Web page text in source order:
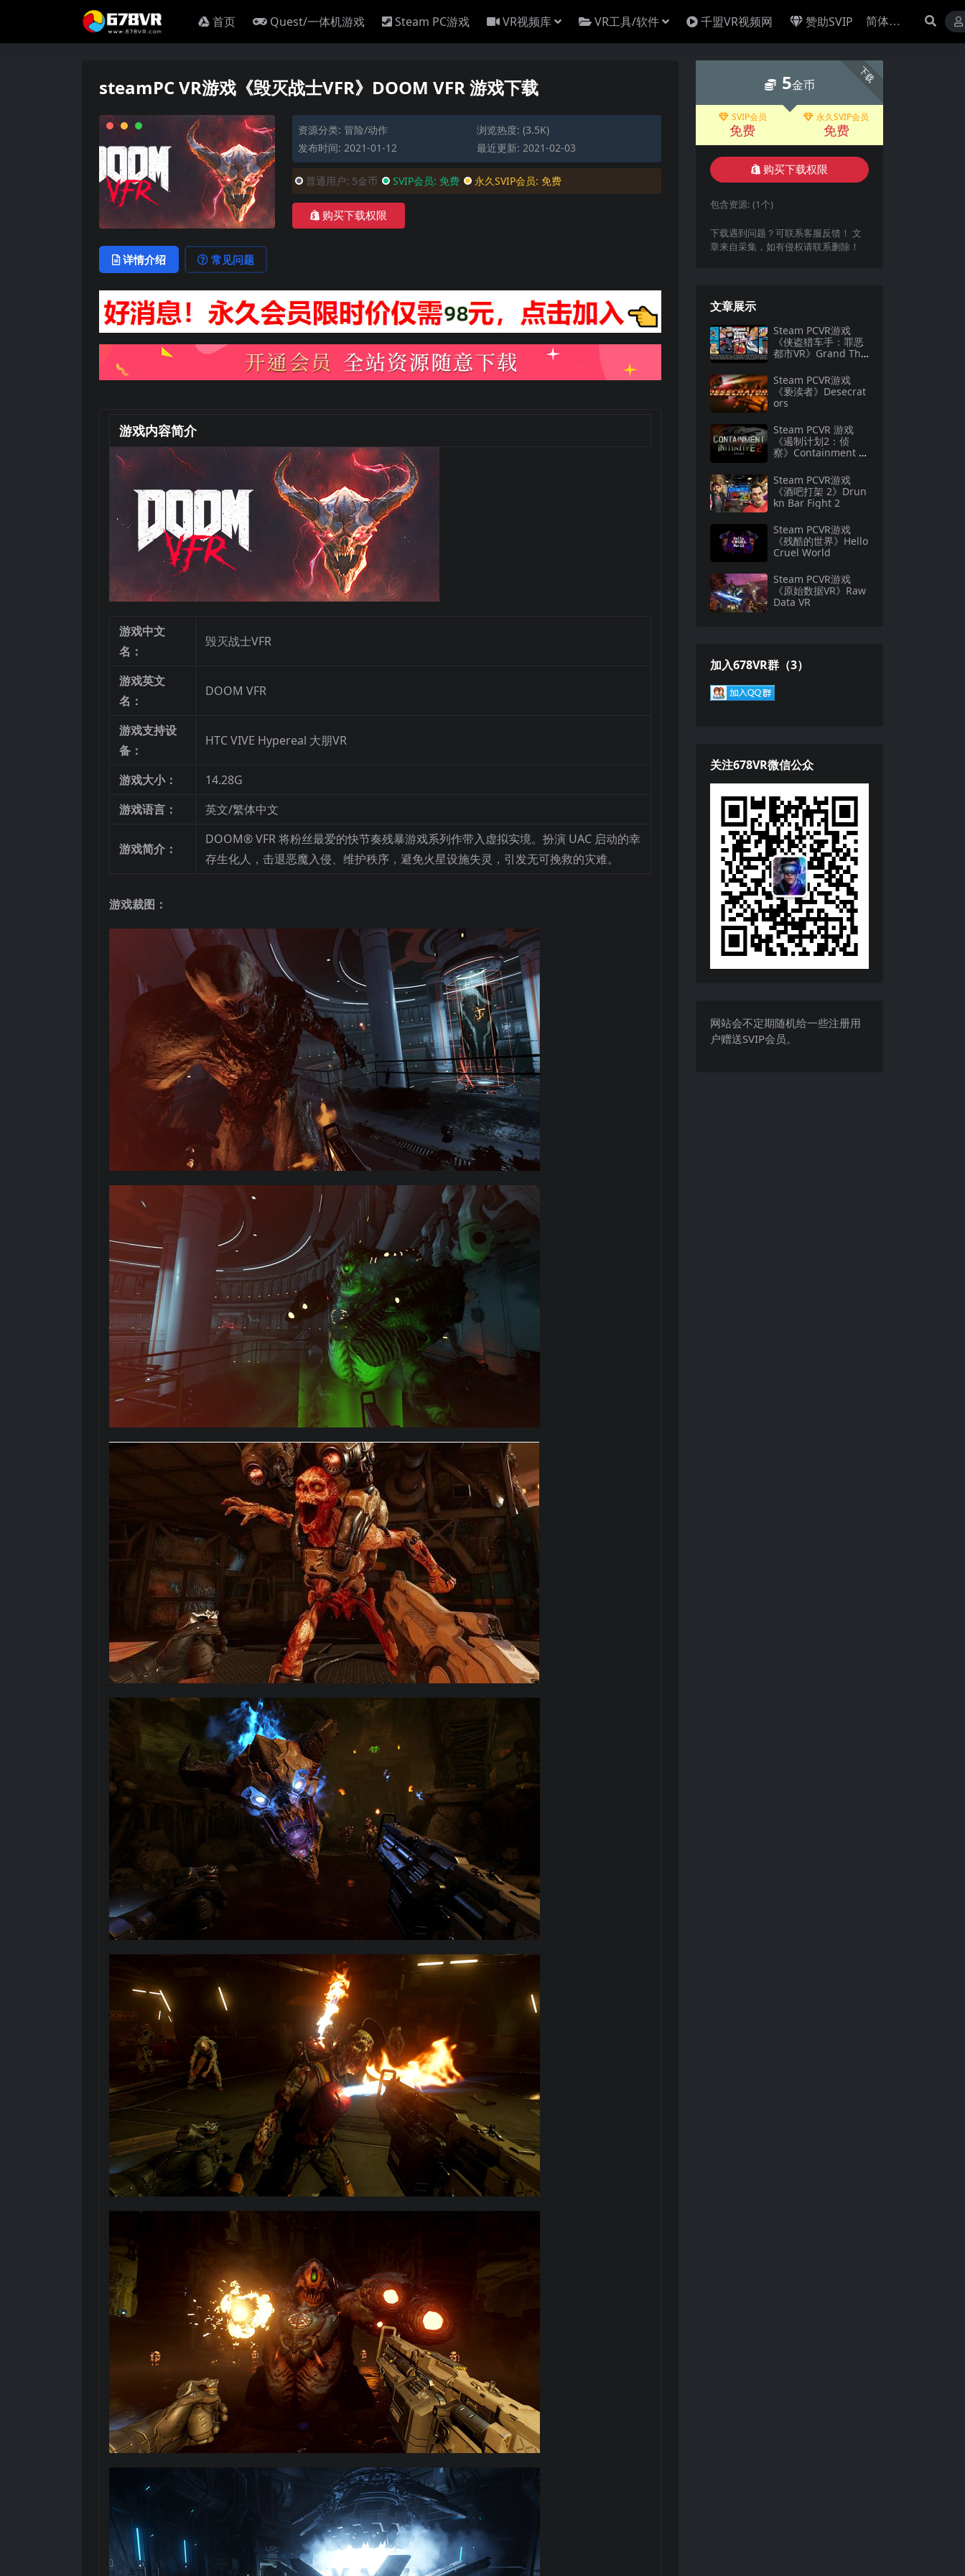
首页 Quest/一体机游戏 Steam PC游戏 VR视频库 VR工具/软件 千盟VR视频网 赞助SVIP
steamPC VR游戏《毁灭战士VFR》DOOM VFR 游戏下载
资源分类: 冒险/动作
浏览热度: (3.5K)
发布时间: 2021-01-12
最近更新: 2021-02-03
普通用户: 5金币 SVIP会员: 免费 永久SVIP会员: 免费
购买下载权限
详情介绍 常见问题
游戏内容简介
游戏中文
名：
毁灭战士VFR
游戏英文
名：
DOOM VFR
游戏支持设
备：
HTC VIVE Hypereal 大朋VR
游戏大小：
14.28G
游戏语言：
英文/繁体中文
游戏简介：
DOOM® VFR 将粉丝最爱的快节奏残暴游戏系列作带入虚拟实境。扮演 UAC 启动的幸
存生化人，击退恶魔入侵、维护秩序，避免火星设施失灵，引发无可挽救的灾难。
游戏裁图：
下载
5金币
SVIP会员
免费
永久SVIP会员
免费
购买下载权限
包含资源: (1个)
下载遇到问题？可联系客服反馈！ 文
章来自采集，如有侵权请联系删除！
文章展示
Steam PCVR游戏
《侠盗猎车手：罪恶
都市VR》Grand The
Steam PCVR游戏
《亵渎者》Desecrat
ors
Steam PCVR 游戏
《遏制计划2：侦
察》Containment In
Steam PCVR游戏
《酒吧打架 2》Drun
kn Bar Fight 2
Steam PCVR游戏
《残酷的世界》Hello
Cruel World
Steam PCVR游戏
《原始数据VR》Raw
Data VR
加入678VR群（3）
关注678VR微信公众
网站会不定期随机给一些注册用
户赠送SVIP会员。